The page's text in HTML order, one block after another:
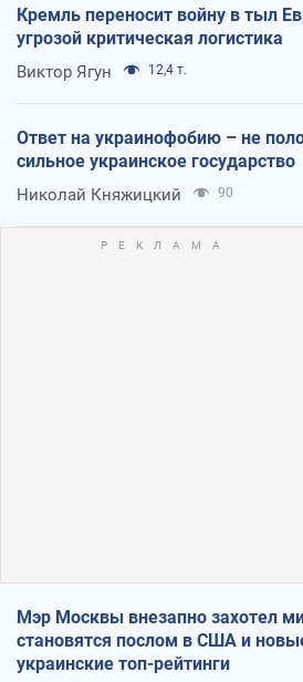
Кремль переносит войну в тыл
угрозой критическая логистика
Виктор Ягун 12,4 т.
Ответ на украинофобию – не
сильное украинское государство
Николай Княжицкий 90
Мэр Москвы внезапно захотел
становятся послом в США и
украинские топ-рейтинги